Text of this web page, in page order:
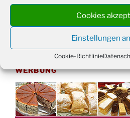
Cookies
Einstellungen
Cookie-Richtlinie
Suchen
WERBUNG